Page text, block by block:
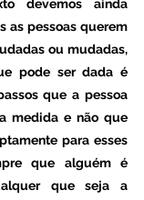
as pessoas querem
ou mudadas,
pode ser dada é
que a pessoa
medida e não que
para esses
que alguém é
que seja a